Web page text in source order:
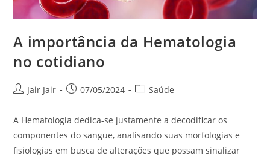
A importância da Hematologia
no cotidiano
Jair Jair 07/05/2024 Saúde
A Hematologia dedica-se justamente a decodificar os
componentes do sangue, analisando suas morfologias e
fisiologias em busca de alterações que possam sinalizar